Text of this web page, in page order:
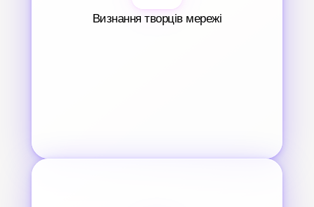
Визнання творців мережі